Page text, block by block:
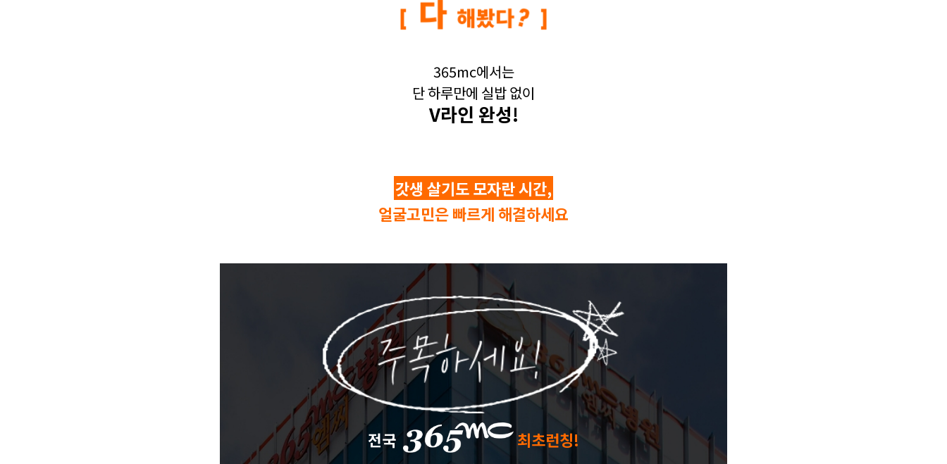
365mc에서는
단 하루만에 실밥 없이
V라인 완성!
갓생 살기도 모자란 시간,
얼굴고민은 빠르게 해결하세요
전국 최초런칭!